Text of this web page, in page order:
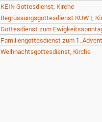
KEIN Gottesdienst, Kirche
Begrüssungsgottesdienst KUW I,
Gottesdienst zum
Familiengottesdienst zum 1.
Weihnachtsgottesdienst, Kirche